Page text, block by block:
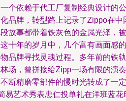
个依赖于代工厂复制经典设计的公
品牌，转型路上记录了Zippo在中
故事都带着铁灰色的金属光泽，被
十年的岁月中，几个富有画面感的
品牌寻找灵魂过程。多年前的铁轨
场，曾拼接给Zipp一场有限的演奏
断精磨零部件的慢时光转成了一定
易艺术秀表忠仁投单礼在洋班蓝花